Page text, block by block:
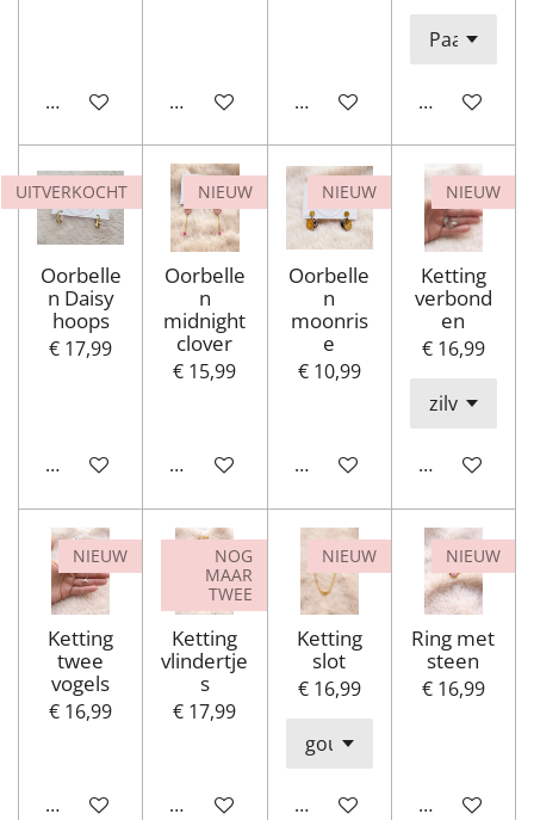
In winkelwagenIn winkelwagenIn winkelwagenIn
UITVERKOCHT
Oorbelle
n Daisy
hoops
€ 17,99
Houd mij op de hoogte
NIEUW
Oorbelle
n
midnight
clover
€ 15,99
In winkelwagen
NIEUW
Oorbelle
n
moonris
e
€ 10,99
In winkelwagen
NIEUW
Ketting
verbond
en
€ 16,99
In
NIEUW
Ketting
twee
vogels
€ 16,99
In winkelwagen
NOG
MAAR
TWEE
Ketting
vlindertje
s
€ 17,99
Houd mij op de hoogte
NIEUW
Ketting
slot
€ 16,99
In winkelwagen
NIEUW
Ring met
steen
€ 16,99
Houd mij